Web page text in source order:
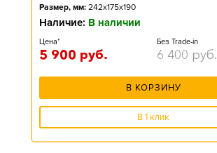
Размер, мм: 242x175x190
Наличие: В наличии
Цена*
5 900 руб.
Без Trade-in
6 400 руб.
В КОРЗИНУ
В 1 клик